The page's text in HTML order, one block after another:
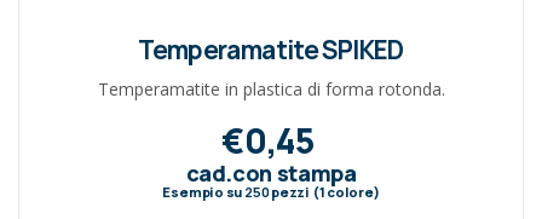
Temperamatite SPIKED
Temperamatite in plastica di forma rotonda.
€0,45
cad.con stampa
Esempio su 250pezzi (1 colore)